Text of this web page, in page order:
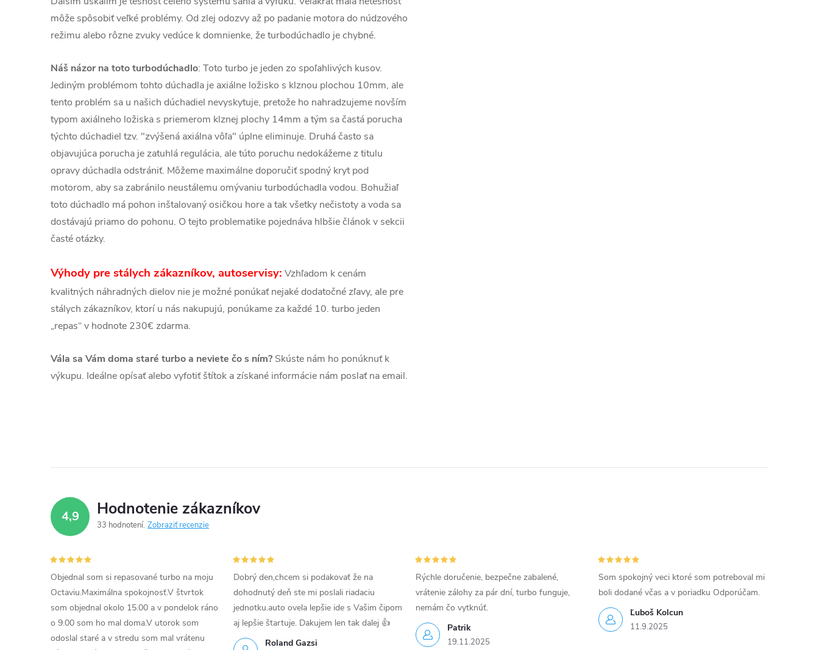
môže spôsobiť veľké problémy. Od zlej odozvy až po padanie motora do núdzového
režimu alebo rôzne zvuky vedúce k domnienke, že turbodúchadlo je chybné.
Náš názor na toto turbodúchadlo: Toto turbo je jeden zo spoľahlivých kusov.
Jediným problémom tohto dúchadla je axiálne ložisko s klznou plochou 10mm, ale
tento problém sa u našich dúchadiel nevyskytuje, pretože ho nahradzujeme novším
typom axiálneho ložiska s priemerom klznej plochy 14mm a tým sa častá porucha
týchto dúchadiel tzv. "zvýšená axiálna vôľa" úplne eliminuje. Druhá často sa
objavujúca porucha je zatuhlá regulácia, ale túto poruchu nedokážeme z titulu
opravy dúchadla odstrániť. Môžeme maximálne doporučiť spodný kryt pod
motorom, aby sa zabránilo neustálemu omývaniu turbodúchadla vodou. Bohužiaľ
toto dúchadlo má pohon inštalovaný osičkou hore a tak všetky nečistoty a voda sa
dostávajú priamo do pohonu. O tejto problematike pojednáva hlbšie článok v sekcii
časté otázky.
Výhody pre stálych zákazníkov, autoservisy: Vzhľadom k cenám
kvalitných náhradných dielov nie je možné ponúkať nejaké dodatočné zľavy, ale pre
stálych zákazníkov, ktorí u nás nakupujú, ponúkame za každé 10. turbo jeden
„repas“ v hodnote 230€ zdarma.
Vála sa Vám doma staré turbo a neviete čo s ním? Skúste nám ho ponúknuť k
výkupu. Ideálne opísať alebo vyfotiť štítok a získané informácie nám poslať na email.
4,9 Hodnotenie zákazníkov
33 hodnotení Zobraziť recenzie
Objednal som si repasované turbo na moju
Octaviu.Maximálna spokojnosť.V štvrtok
som objednal okolo 15.00 a v pondelok ráno
o 9.00 som ho mal doma.V utorok som
odoslal staré a v stredu som mal vrátenu
Roland Gazsi
Dobrý den,chcem si podakovať že na
dohodnutý deň ste mi poslali riadaciu
jednotku.auto ovela lepšie ide s Vašim čipom
aj lepšie štartuje. Dakujem len tak dalej 👍
Patrik
19.11.2025
Rýchle doručenie, bezpečne zabalené,
vrátenie zálohy za pár dní, turbo funguje,
nemám čo vytknúť.
Ľuboš Kolcun
11.9.2025
Som spokojný veci ktoré som potreboval mi
boli dodané včas a v poriadku Odporúčam.